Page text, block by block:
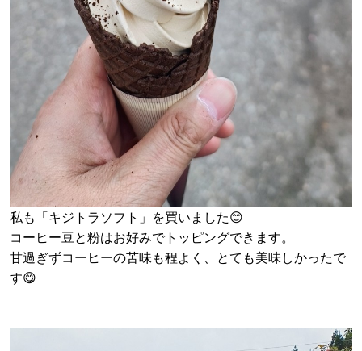
私も「キジトラソフト」を買いました😊
コーヒー豆と粉はお好みでトッピングできます。
甘過ぎずコーヒーの苦味も程よく、とても美味しかったで
す😋